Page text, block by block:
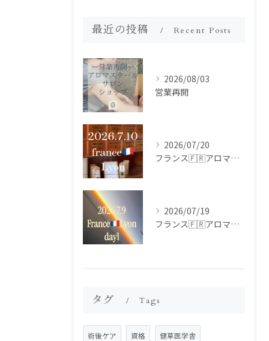
最近の投稿 Recent Posts
2026/08/03
営業再開
2026/07/20
フランス🇫🇷アロマ研修ツアー𝗱𝗮𝘆𝟮
2026/07/19
フランス🇫🇷アロマ研修ツアー𝗱𝗮𝘆𝟭
タグ Tags
術後ケア 資格 健草医学舎